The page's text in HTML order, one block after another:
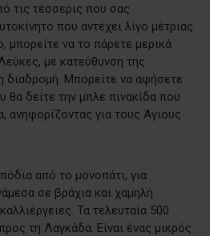
τις τέσσερις που σας
που αντέχει λίγο μέτριας
να το πάρετε μερικά
με κατεύθυνση της
διαδρομή. Μπορείτε να αφήσετε
θα δείτε την μπλε πινακίδα που
ανηφορίζοντας για τους Άγιους
από το μονοπάτι, για
σε βράχια και χαμηλή
Τα τελευταία 500
τη Λαγκάδα. Είναι ένας μικρός